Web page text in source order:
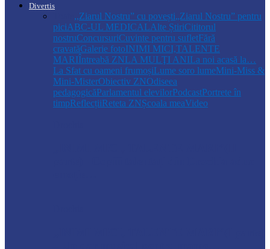
Divertis
,,Ziarul Nostru” cu povești„Ziarul Nostru” pentru
piciABC-UL MEDICALAlte ȘtiriCititorul
nostruConcursuriCuvinte pentru sufletFără
cravatăGalerie fotoINIMI MICI,TALENTE
MARIÎntreabă ZNLA MULŢI ANILa noi acasă la…
La Sfat cu oameni frumoșiLume soro lumeMini-Miss &
Mini-MisterObiectiv ZNOdiseea
pedagogicăParlamentul elevilorPodcastPortrete în
timpReflecțiiReteta ZNȘcoala meaVideo